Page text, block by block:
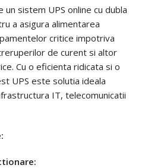
detalii)
solicitarea
termen, alte produse)
un sistem UPS online cu dubla
a asigura alimentarea
critice impotriva
de curent si altor
Cu o eficienta ridicata si o
UPS este solutia ideala
IT, telecomunicatii